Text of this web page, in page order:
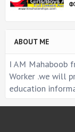
ABOUT ME
I AM Mahaboob
Worker .we will
education